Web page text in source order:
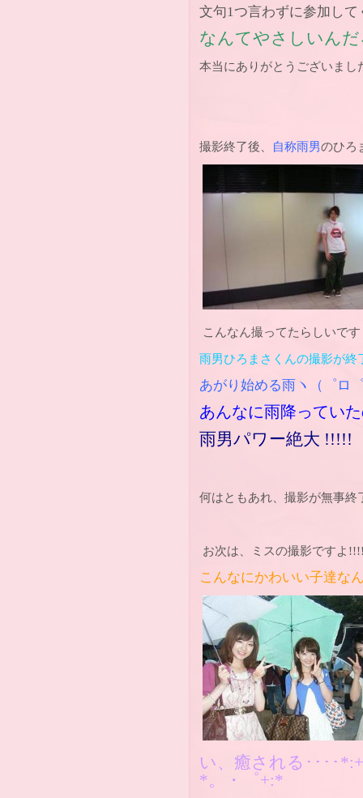
文句1つ言わずに参加し
なんてやさしいん
本当にありがとうございま
撮影終了後、 自称雨男のひろ
こんなん撮ってたらしいです
雨男ひろまさくんの撮影が終
あがり始める雨ヽ（゜ロ
あんなに雨降ってい
雨男パワー絶大 !!!!!
何はともあれ、撮影が無事
お次は、ミスの撮影ですよ
こんなにかわいい子達
い、癒される････ *:+
*。・゜+:*